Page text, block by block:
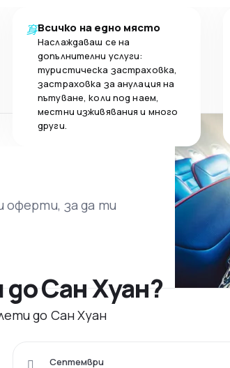
Всичко на едно място
Наслаждаваш се на
допълнителни услуги:
туристическа застраховка,
застраховка за анулация на
пътуване, коли под наем,
местни изживявания и много
други.
оферти, за да ти
Сан Хуан?
до Сан Хуан
Септември